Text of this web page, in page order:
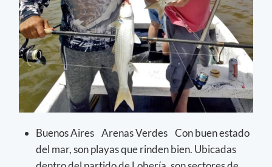
Buenos Aires Arenas Verdes Con buen estado
del mar, son playas que rinden bien. Ubicadas